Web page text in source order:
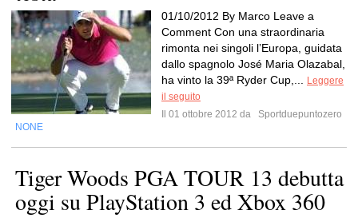
01/10/2012 By Marco Leave a
Comment Con una straordinaria
rimonta nei singoli l’Europa, guidata
dallo spagnolo José Maria Olazabal,
ha vinto la 39ª Ryder Cup,...
Leggere
il seguito
Il 01 ottobre 2012 da
Sportduepuntozero
NONE
Tiger Woods PGA TOUR 13 debutta
oggi su PlayStation 3 ed Xbox 360